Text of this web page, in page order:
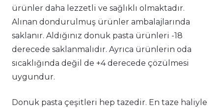
ürünler daha lezzetli ve sağlıklı olmaktadır.
Alınan dondurulmuş ürünler ambalajlarında
saklanır. Aldığınız donuk pasta ürünleri -18
derecede saklanmalıdır. Ayrıca ürünlerin oda
sıcaklığında değil de +4 derecede çözülmesi
uygundur.
Donuk pasta çeşitleri hep tazedir. En taze haliyle